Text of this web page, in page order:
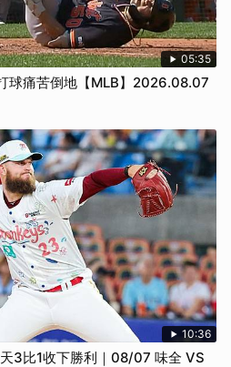
05:35
球痛苦倒地【MLB】2026.08.07
10:36
3比1收下勝利｜08/07 味全 VS